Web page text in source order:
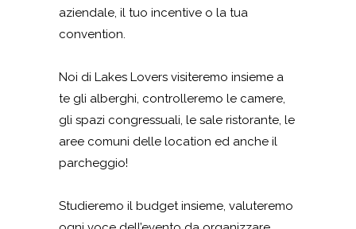
aziendale, il tuo incentive o la tua
convention.
Noi di Lakes Lovers visiteremo insieme a
te gli alberghi, controlleremo le camere,
gli spazi congressuali, le sale ristorante, le
aree comuni delle location ed anche il
parcheggio!
Studieremo il budget insieme, valuteremo